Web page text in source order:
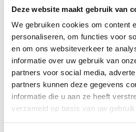
Deze website maakt gebruik van
We gebruiken cookies om content
personaliseren, om functies voor
en om ons websiteverkeer te
informatie over uw gebruik van
partners voor social media,
partners kunnen deze gegevens
informatie die u aan ze heeft
verzameld op basis van uw
Een All-in abonnement is
van onderdelen tot een
per jaar.
Abonnementen gaan de
de aanmelding in.
Voor ingang van het
regiebasis (€ 46,50 excl.
uitgevoerd. De eventuele
gebreken worden volgens